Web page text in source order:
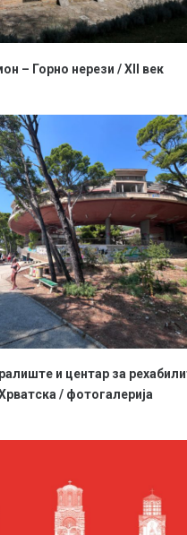
– Горно нерези / XII век
и центар за
/ фотогалерија